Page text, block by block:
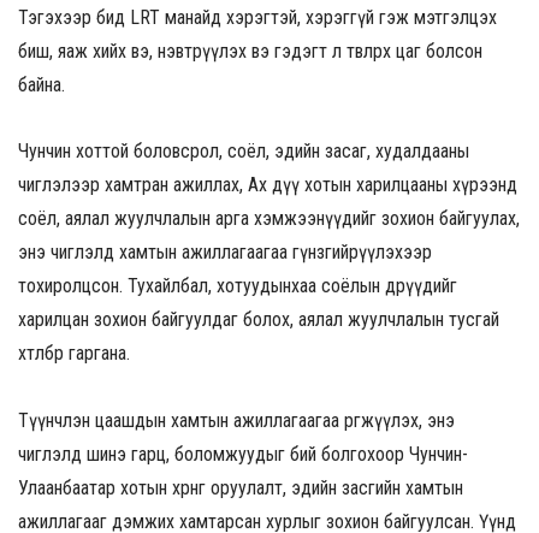
Тэгэхээр бид LRT манайд хэрэгтэй, хэрэггүй гэж мэтгэлцэх
биш, яаж хийх вэ, нэвтрүүлэх вэ гэдэгт л төвлөрөх цаг болсон
байна.
Чунчин хоттой боловсрол, соёл, эдийн засаг, худалдааны
чиглэлээр хамтран ажиллах, Ах дүү хотын харилцааны хүрээнд
соёл, аялал жуулчлалын арга хэмжээнүүдийг зохион байгуулах,
энэ чиглэлд хамтын ажиллагаагаа гүнзгийрүүлэхээр
тохиролцсон. Тухайлбал, хотуудынхаа соёлын өдрүүдийг
харилцан зохион байгуулдаг болох, аялал жуулчлалын тусгай
хөтөлбөр гаргана.
Түүнчлэн цаашдын хамтын ажиллагаагаа өргөжүүлэх, энэ
чиглэлд шинэ гарц, боломжуудыг бий болгохоор Чунчин-
Улаанбаатар хотын хөрөнгө оруулалт, эдийн засгийн хамтын
ажиллагааг дэмжих хамтарсан хурлыг зохион байгуулсан. Үүнд